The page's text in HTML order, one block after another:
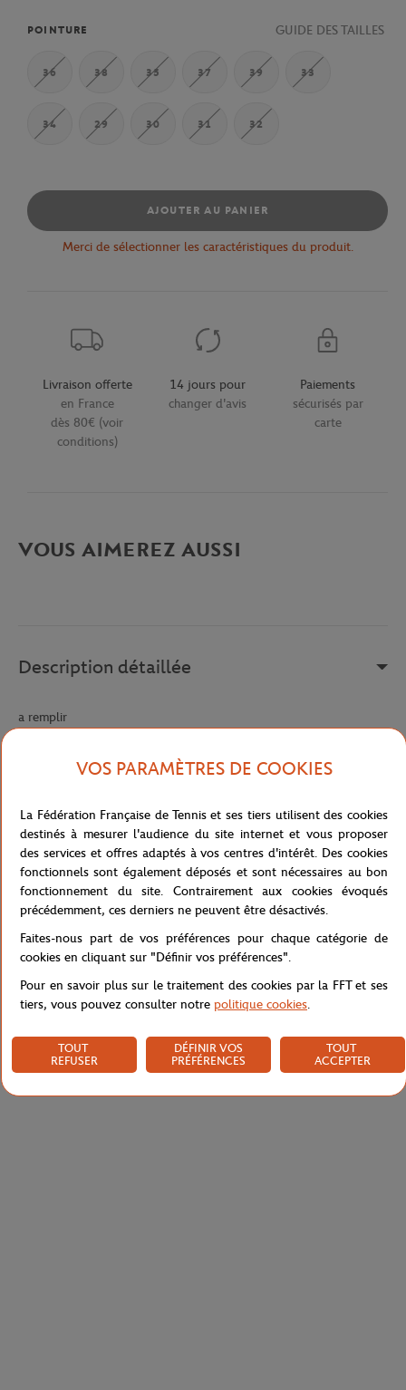
POINTURE GUIDE DES TAILLES
36 38 35 37 39 33
34 29 30 31 32
AJOUTER AU PANIER
Merci de sélectionner les caractéristiques du produit.
Livraison offerte
en France
dès 80€ (voir
conditions)
14 jours pour
changer d'avis
Paiements
sécurisés par
carte
VOUS AIMEREZ AUSSI
Description détaillée
a remplir
Caractéristiques
Livraison et retours
VOS PARAMÈTRES DE COOKIES
La Fédération Française de Tennis et ses tiers utilisent des cookies
destinés à mesurer l'audience du site internet et vous proposer
des services et offres adaptés à vos centres d'intérêt. Des cookies
fonctionnels sont également déposés et sont nécessaires au bon
fonctionnement du site. Contrairement aux cookies évoqués
précédemment, ces derniers ne peuvent être désactivés.
Faites-nous part de vos préférences pour chaque catégorie de
cookies en cliquant sur "Définir vos préférences".
Pour en savoir plus sur le traitement des cookies par la FFT et ses
tiers, vous pouvez consulter notre politique cookies.
TOUT
REFUSER
DÉFINIR VOS
PRÉFÉRENCES
TOUT
ACCEPTER